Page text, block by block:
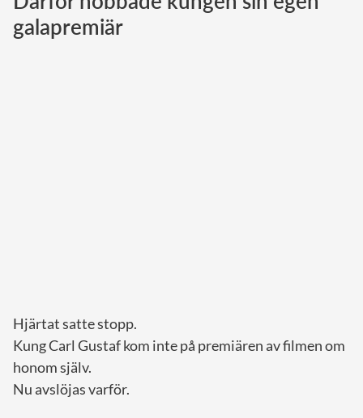
galapremiär
Hjärtat satte stopp.
Kung Carl Gustaf kom inte på premiären av filmen om
honom själv.
Nu avslöjas varför.